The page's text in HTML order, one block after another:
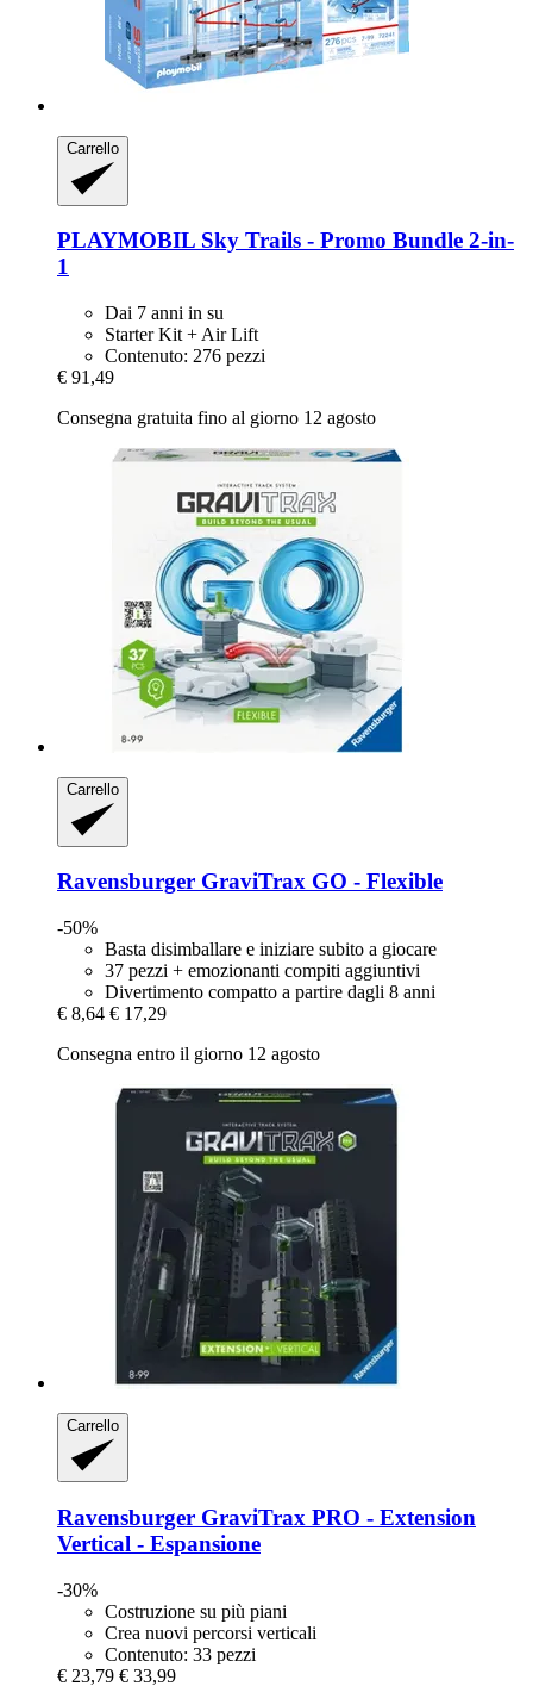
Carrello
PLAYMOBIL Sky Trails -​ Promo Bundle 2-​in-​
1
Dai 7 anni in su
Starter Kit + Air Lift
Contenuto: 276 pezzi
€ 91,49
Consegna gratuita fino al giorno 12 agosto
Carrello
Ravensburger GraviTrax GO -​ Flexible
-50%
Basta disimballare e iniziare subito a giocare
37 pezzi + emozionanti compiti aggiuntivi
Divertimento compatto a partire dagli 8 anni
€ 8,64 € 17,29
Consegna entro il giorno 12 agosto
Carrello
Ravensburger GraviTrax PRO -​ Extension
Vertical -​ Espansione
-30%
Costruzione su più piani
Crea nuovi percorsi verticali
Contenuto: 33 pezzi
€ 23,79 € 33,99